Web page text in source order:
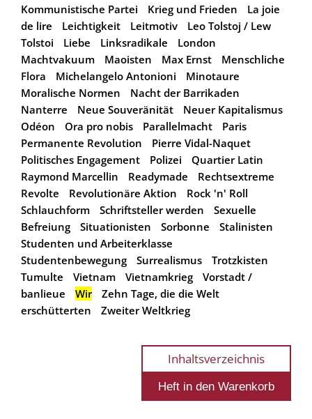
Kommunistische Partei
Krieg und Frieden
La joie
de lire
Leichtigkeit Leitmotiv
Leo Tolstoj / Lew
Tolstoi
Liebe Linksradikale
London
Machtvakuum
Maoisten Max Ernst
Menschliche
Flora
Michelangelo Antonioni
Minotaure
Moralische Normen
Nacht der Barrikaden
Nanterre
Neue Souveränität
Neuer Kapitalismus
Odéon
Ora pro nobis Parallelmacht
Paris
Permanente Revolution
Pierre Vidal-Naquet
Politisches Engagement
Polizei
Quartier Latin
Raymond Marcellin
Readymade
Rechtsextreme
Revolte
Revolutionäre Aktion
Rock 'n' Roll
Schlauchform
Schriftsteller werden
Sexuelle
Befreiung
Situationisten Sorbonne
Stalinisten
Studenten und Arbeiterklasse
Studentenbewegung
Surrealismus
Trotzkisten
Tumulte
Vietnam Vietnamkrieg
Vorstadt /
banlieue
Wir
Zehn Tage, die die Welt
erschütterten
Zweiter Weltkrieg
Inhaltsverzeichnis